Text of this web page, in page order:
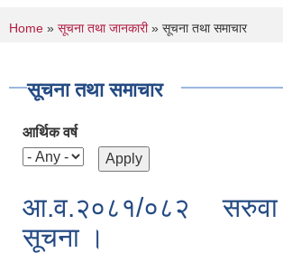
You are here
Home » सूचना तथा जानकारी» सूचना तथा समाचार
सूचना तथा समाचार
आर्थिक वर्ष
आ.व.२०८१/०८२ सरुवा
सूचना ।